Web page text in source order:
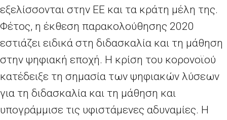
εξελίσσονται στην ΕΕ και τα κράτη μέλη της.
Φέτος, η έκθεση παρακολούθησης 2020
εστιάζει ειδικά στη διδασκαλία και τη μάθηση
στην ψηφιακή εποχή. Η κρίση του κορονοϊού
κατέδειξε τη σημασία των ψηφιακών λύσεων
για τη διδασκαλία και τη μάθηση και
υπογράμμισε τις υφιστάμενες αδυναμίες. Η